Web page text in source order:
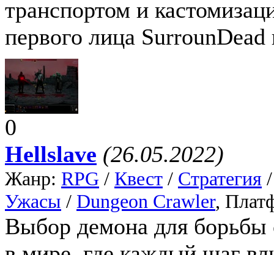
транспортом и
первого лица
0
Hellslave (26.05.2022)
Жанр: RPG / Квест / Стратегия
Ужасы / Dungeon Crawler,
Выбор демона для борьбы